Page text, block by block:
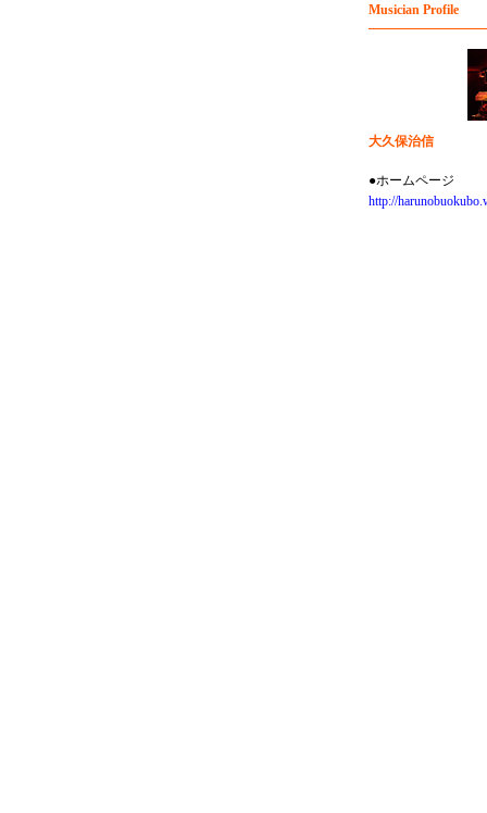
Musician Profile
大久保治信
●ホームページ
http://